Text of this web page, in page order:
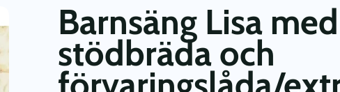
Barnsäng Lisa med
stödbräda och